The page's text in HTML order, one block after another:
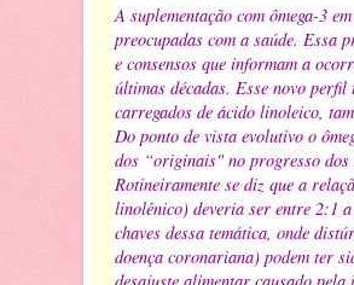
A suplementação com ômega-3
preocupadas com a saúde. Essa
e consensos que informam a
últimas décadas. Esse novo
carregados de ácido linoleico,
Do ponto de vista evolutivo o
dos “originais" no progresso dos
Rotineiramente se diz que a
linolênico) deveria ser entre 2:1
chaves dessa temática, onde
doença coronariana) podem ter
desajuste alimentar causado